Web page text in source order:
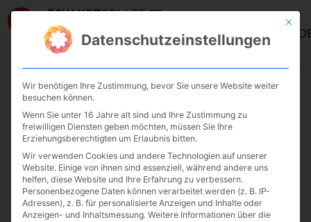
Start/UnternehmerEnergie
Controlling und eine UnternehmensAnalyse fördern
Mit
Datenschutzeinstellungen
Wir benötigen Ihre Zustimmung, bevor Sie unsere Website weiter
besuchen können.
Wenn Sie unter 16 Jahre alt sind und Ihre Zustimmung zu
freiwilligen Diensten geben möchten, müssen Sie Ihre
Erziehungsberechtigten um Erlaubnis bitten.
Wir verwenden Cookies und andere Technologien auf unserer
Website. Einige von ihnen sind essenziell, während andere uns
helfen, diese Website und Ihre Erfahrung zu verbessern.
Personenbezogene Daten können verarbeitet werden (z. B. IP-
Adressen), z. B. für personalisierte Anzeigen und Inhalte oder
Anzeigen- und Inhaltsmessung. Weitere Informationen über die